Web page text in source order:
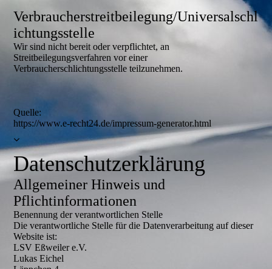
Verbraucherstreitbeilegung/Universalschl
ichtungsstelle
Wir sind nicht bereit oder verpflichtet, an
Streitbeilegungsverfahren vor einer
Verbraucherschlichtungsstelle teilzunehmen.
Quelle:
https://www.e-recht24.de/impressum-generator.html
Datenschutzerklärung
Allgemeiner Hinweis und
Pflichtinformationen
Benennung der verantwortlichen Stelle
Die verantwortliche Stelle für die Datenverarbeitung auf dieser
Website ist:
LSV Eßweiler e.V.
Lukas Eichel